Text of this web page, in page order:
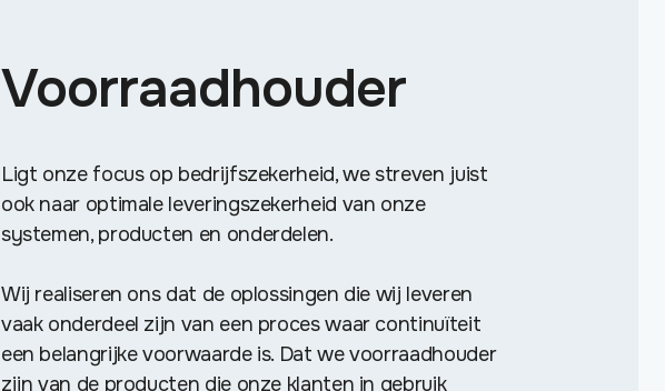
Voorraadhouder
Ligt onze focus op bedrijfszekerheid, we streven juist
ook naar optimale leveringszekerheid van onze
systemen, producten en onderdelen.
Wij realiseren ons dat de oplossingen die wij leveren
vaak onderdeel zijn van een proces waar continuïteit
een belangrijke voorwaarde is. Dat we voorraadhouder
zijn van de producten die onze klanten in gebruik